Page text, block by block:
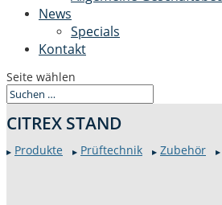
News
Specials
Kontakt
Seite wählen
CITREX STAND
▶ Pro­duk­te ▶ Prüftech­nik ▶ Zube­hör ▶